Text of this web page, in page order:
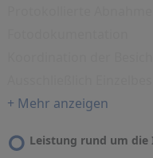
+ Mehr anzeigen
Leistung rund um